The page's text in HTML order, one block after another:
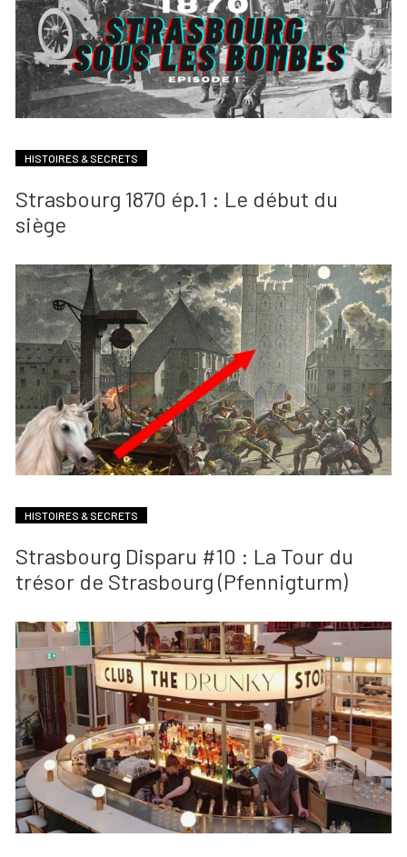
HISTOIRES & SECRETS
Strasbourg 1870 ép.1 : Le début du
siège
HISTOIRES & SECRETS
Strasbourg Disparu #10 : La Tour du
trésor de Strasbourg (Pfennigturm)